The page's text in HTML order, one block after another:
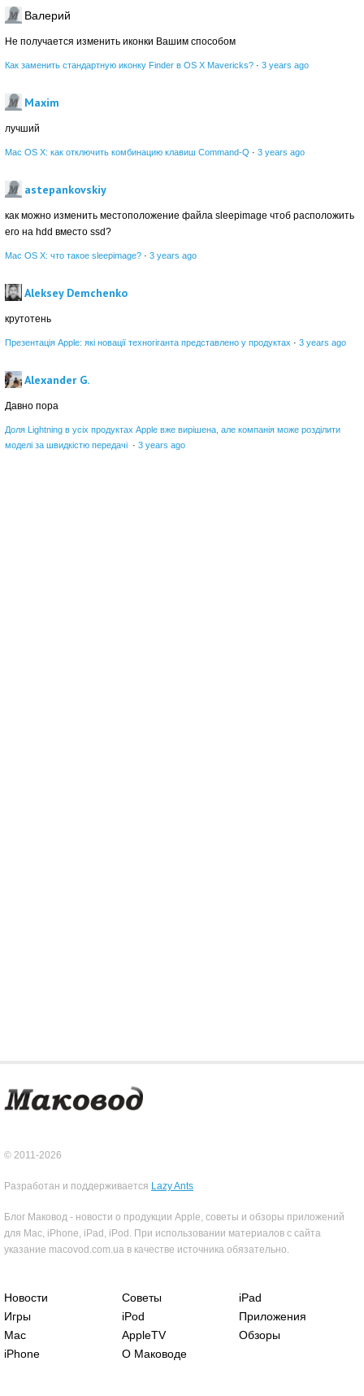
Валерий
Не получается изменить иконки Вашим способом
Как заменить стандартную иконку Finder в OS X Mavericks? · 3 years ago
Maxim
лучший
Mac OS X: как отключить комбинацию клавиш Command-Q · 3 years ago
astepankovskiy
как можно изменить местоположение файла sleepimage чтоб расположить
его на hdd вместо ssd?
Mac OS X: что такое sleepimage? · 3 years ago
Aleksey Demchenko
крутотень
Презентація Apple: які новації техногіганта представлено у продуктах · 3 years ago
Alexander G.
Давно пора
Доля Lightning в усіх продуктах Apple вже вирішена, але компанія може розділити
моделі за швидкістю передачі · 3 years ago
© 2011-2026
Разработан и поддерживается Lazy Ants
Блог Маковод - новости о продукции Apple, советы и обзоры приложений
для Mac, iPhone, iPad, iPod. При использовании материалов с сайта
указание macovod.com.ua в качестве источника обязательно.
Новости Советы
iPad
Игры
iPod
Приложения
Mac
AppleTV
Обзоры
iPhone
О Маководе